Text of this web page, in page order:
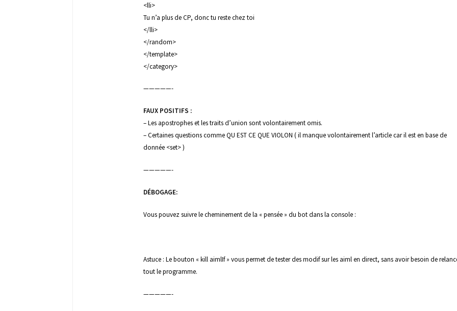
<lli>
Tu n’a plus de CP, donc tu reste chez toi
</lli>
</random>
</template>
</category>
—————-
FAUX POSITIFS :
– Les apostrophes et les traits d’union sont volontairement omis.
– Certaines questions comme QU EST CE QUE VIOLON ( il manque volontairement l’article car il est en base de
donnée <set> )
—————-
DÉBOGAGE:
Vous pouvez suivre le cheminement de la « pensée » du bot dans la console :
Astuce : Le bouton « kill aimlIf » vous permet de tester des modif sur les aiml en direct, sans avoir besoin de
tout le programme.
—————-